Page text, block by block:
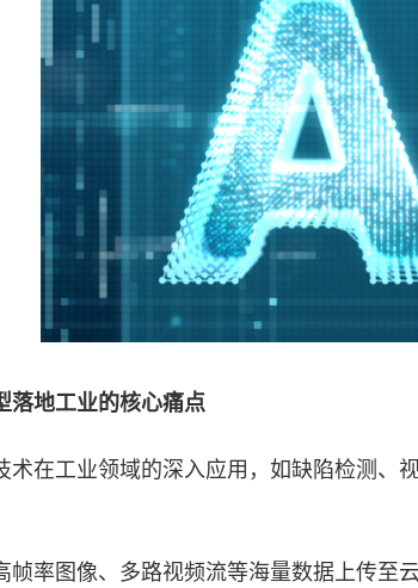
地工业的核心痛点
在工业领域的深入应用，如缺陷检测、
帧率图像、多路视频流等海量数据上传至